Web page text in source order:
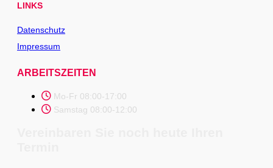
LINKS
Datenschutz
Impressum
ARBEITSZEITEN
Mo-Fr 08:00-17:00
Samstag 08:00-12:00